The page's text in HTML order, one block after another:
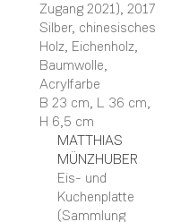
Zugang 2021), 2017
Silber, chinesisches
Holz, Eichenholz,
Baumwolle,
Acrylfarbe
B 23 cm, L 36 cm,
H 6,5 cm
MATTHIAS
MÜNZHUBER
Eis- und
Kuchenplatte
(Sammlung